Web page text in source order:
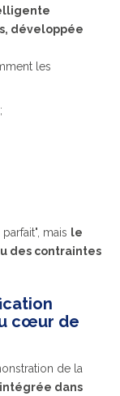
développée
les
mais le
des contraintes
cœur de
de la
dans